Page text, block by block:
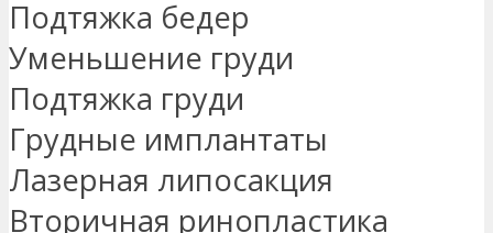
Подтяжка бедер
Уменьшение груди
Подтяжка груди
Грудные имплантаты
Лазерная липосакция
Вторичная ринопластика